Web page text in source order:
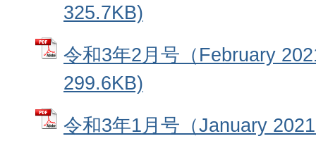
325.7KB)
令和3年2月号（February
299.6KB)
令和3年1月号（January